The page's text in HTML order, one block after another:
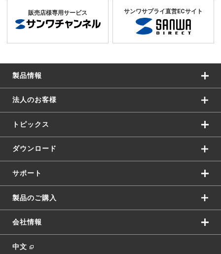
販売店様専用サービス サンワサプライ直営ECサイト
製品情報
法人のお客様
トピックス
ダウンロード
サポート
製品のご購入
会社情報
中文